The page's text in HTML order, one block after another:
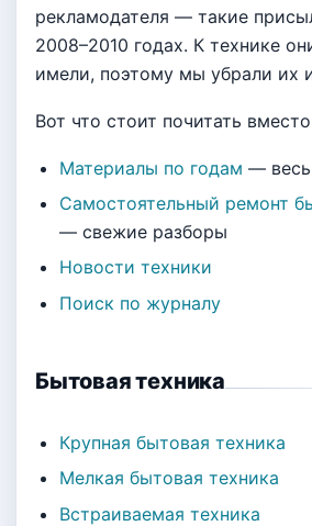
рекламодателя — такие
2008–2010 годах. К технике
имели, поэтому мы убрали их
Вот что стоит почитать
Материалы по годам —
Самостоятельный ремонт
— свежие разборы
Новости техники
Поиск по журналу
Бытовая техника
Крупная бытовая техника
Мелкая бытовая техника
Встраиваемая техника